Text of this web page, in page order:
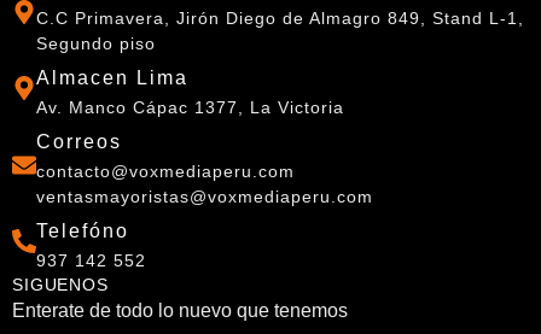
C.C Primavera, Jirón Diego de Almagro 849, Stand L-1,
Segundo piso
Almacen Lima
Av. Manco Cápac 1377, La Victoria
Correos
contacto@voxmediaperu.com
ventasmayoristas@voxmediaperu.com
Telefóno
937 142 552
SIGUENOS
Enterate de todo lo nuevo que tenemos